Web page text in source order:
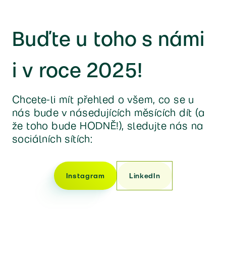
Buďte u toho s námi
i v roce 2025!
Chcete-li mít přehled o všem, co se u
nás bude v násedujících měsících dít (a
že toho bude HODNĚ!), sledujte nás na
sociálních sítích:
Instagram LinkedIn